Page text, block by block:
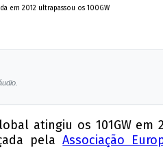
atingiu os 101GW
pelaAssociação